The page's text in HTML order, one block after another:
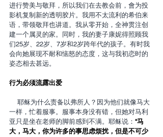
进行赞美与敬拜，所以我们在去教会前，會为投
影机复制新的透明胶片。我用不太流利的希伯来
语，带领敬拜也讲道。我从零开始，全神贯注创
建一个属灵的家。同时，我的妻子康妮得照顾我
们25岁、22岁、7岁和2岁跨年代的孩子。有时我
会向她展现不耐和恼怒的态度，这与我初恋时的
姿态相去甚远。
行为必须流露出爱
一样，忙着服事。服事本身没有错，但她对马利
亚只是坐在老师的脚前感到不满。耶稣说： “马
大，马大，你为许多的事思虑烦扰，但是不可少